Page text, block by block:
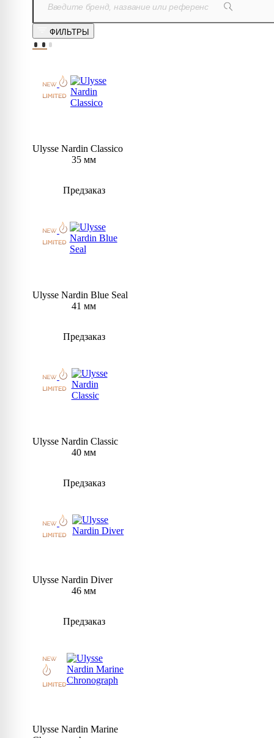
ФИЛЬТРЫ
Ulysse Nardin Classico
35 мм
Предзаказ
Ulysse Nardin Blue Seal
41 мм
Предзаказ
Ulysse Nardin Classic
40 мм
Предзаказ
Ulysse Nardin Diver
46 мм
Предзаказ
Ulysse Nardin Marine